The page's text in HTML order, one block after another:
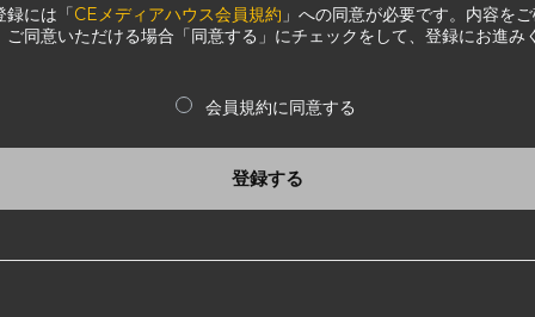
録には「CEメディアハウス会員規約 」への同意が必要です。内容を
ご同意いただける場合「同意する」にチェックをして、登録にお進み
会員規約に同意する
登録する